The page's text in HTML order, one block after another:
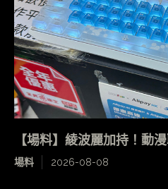
【場料】綾波麗加持！動
場料 2026-08-08